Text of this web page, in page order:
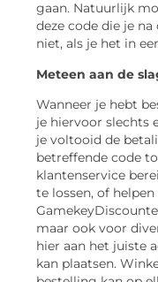
gaan. Natuurlijk
deze code die je
niet, als je het in
Meteen aan de
Wanneer je hebt
je hiervoor slechts
je voltooid de
betreffende code
klantenservice
te lossen, of
maar ook voor
hier aan het juiste
kan plaatsen.